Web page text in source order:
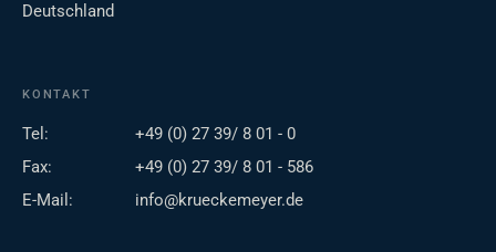
Deutschland
KONTAKT
Tel:
+49 (0) 27 39/ 8 01 - 0
Fax:
+49 (0) 27 39/ 8 01 - 586
E-Mail:
info@krueckemeyer.de